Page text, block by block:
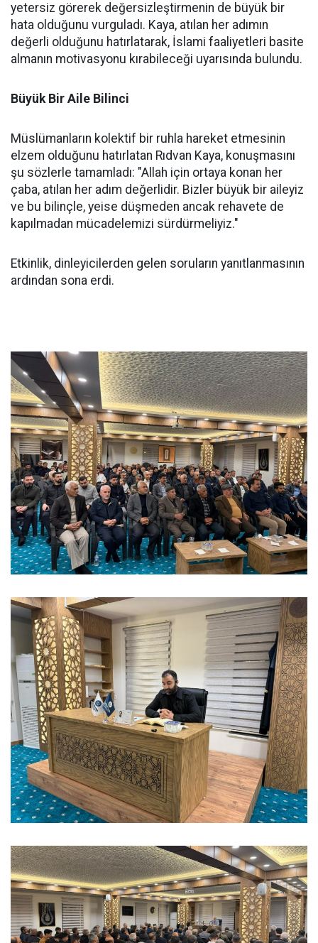
yetersiz görerek değersizleştirmenin de büyük bir
hata olduğunu vurguladı. Kaya, atılan her adımın
değerli olduğunu hatırlatarak, İslami faaliyetleri basite
almanın motivasyonu kırabileceği uyarısında bulundu.
Büyük Bir Aile Bilinci
Müslümanların kolektif bir ruhla hareket etmesinin
elzem olduğunu hatırlatan Rıdvan Kaya, konuşmasını
şu sözlerle tamamladı: "Allah için ortaya konan her
çaba, atılan her adım değerlidir. Bizler büyük bir aileyiz
ve bu bilinçle, yeise düşmeden ancak rehavete de
kapılmadan mücadelemizi sürdürmeliyiz."
Etkinlik, dinleyicilerden gelen soruların yanıtlanmasının
ardından sona erdi.